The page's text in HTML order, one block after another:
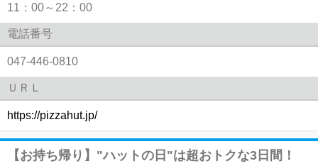
11：00～22：00
電話番号
047-446-0810
ＵＲＬ
https://pizzahut.jp/
【お持ち帰り】"ハットの日"は超おトクな3日間！